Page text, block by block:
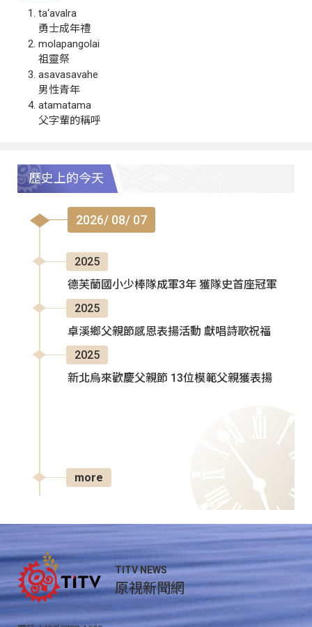
ta‘avalra
勇士成年禮
molapangolai
祖靈祭
asavasavahe
男性青年
atamatama
父字輩的稱呼
歷史上的今天
2026/ 08/ 07
2025
德芙蘭國小少棒隊成軍3年 獲隊史首座冠軍
2025
卓溪鄉父親節感恩表揚活動 獻唱詩歌祝福
2025
新北烏來歡慶父親節 13位模範父親獲表揚
more
TITV NEWS
原視新聞網